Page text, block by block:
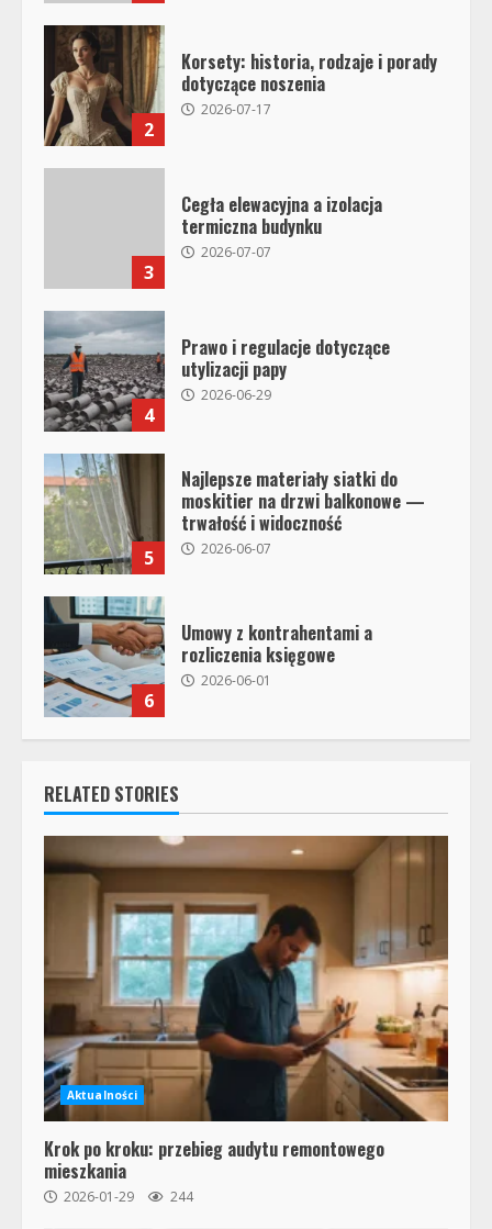
2
Korsety: historia, rodzaje i porady
dotyczące noszenia
2026-07-17
3
Cegła elewacyjna a izolacja
termiczna budynku
2026-07-07
4
Prawo i regulacje dotyczące
utylizacji papy
2026-06-29
5
Najlepsze materiały siatki do
moskitier na drzwi balkonowe —
trwałość i widoczność
2026-06-07
6
Umowy z kontrahentami a
rozliczenia księgowe
2026-06-01
RELATED STORIES
Aktualności
Krok po kroku: przebieg audytu remontowego
mieszkania
2026-01-29 244